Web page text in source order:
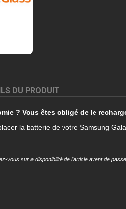
DU PRODUIT
? Vous êtes obligé de le
la batterie de votre Samsung
vous sur la disponibilité de l'article avent de